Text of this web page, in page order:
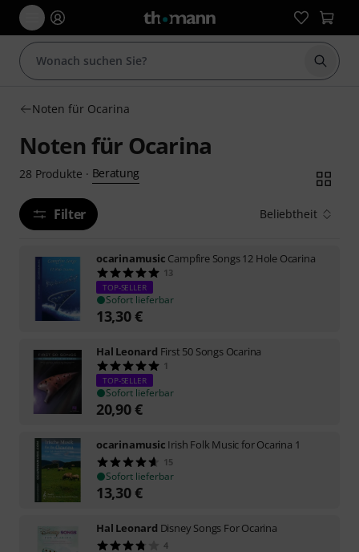
Suche
Noten für Ocarina
Noten für Ocarina
28 Produkte · Beratung
Filter Beliebtheit
ocarinamusic Campfire Songs 12 Hole Ocarina
13
TOP-SELLER
Sofort lieferbar
13,30€
Hal Leonard First 50 Songs Ocarina
1
TOP-SELLER
Sofort lieferbar
20,90€
ocarinamusic Irish Folk Music for Ocarina 1
15
Sofort lieferbar
13,30€
Hal Leonard Disney Songs For Ocarina
4